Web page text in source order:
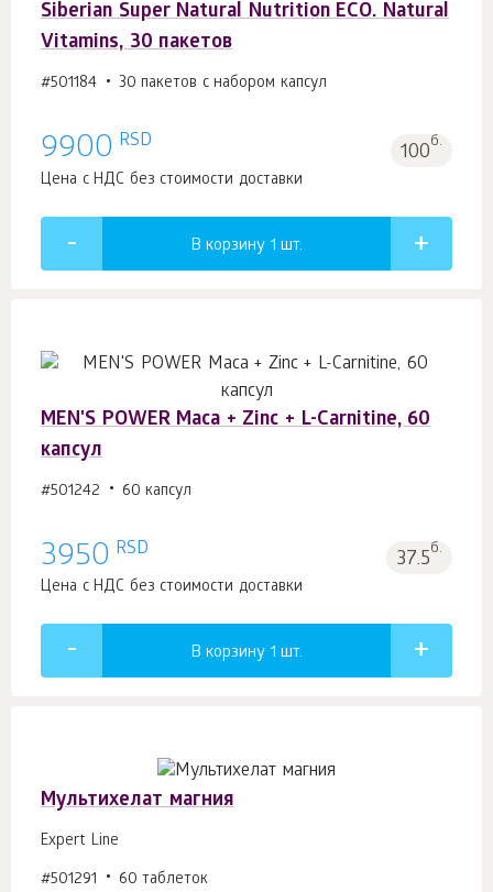
Siberian Super Natural Nutrition ECO. Natural
Vitamins, 30 пакетов
#501184 30 пакетов с набором капсул
9900 RSD 100б.
Цена с НДС без стоимости доставки
В корзину 1 шт.
MEN'S POWER Maca + Zinc + L-Carnitine, 60
капсул
#501242 60 капсул
3950 RSD 37.5б.
Цена с НДС без стоимости доставки
В корзину 1 шт.
Мультихелат магния
Expert Line
#501291 60 таблеток